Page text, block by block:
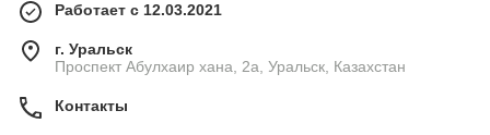
Работает с 12.03.2021
г. Уральск
Проспект Абулхаир хана, 2а, Уральск, Казахстан
Контакты